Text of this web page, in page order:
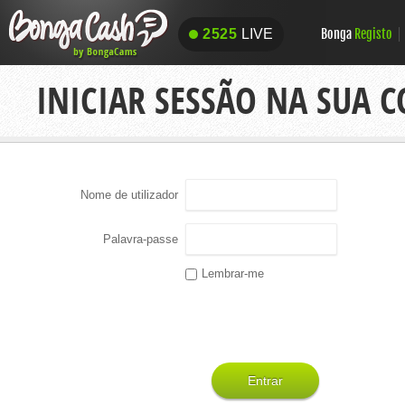
2525 LIVE
2525 LIVE Bonga Registo
INICIAR SESSÃO NA SUA
Nome de utilizador
Palavra-passe
Lembrar-me
Entrar